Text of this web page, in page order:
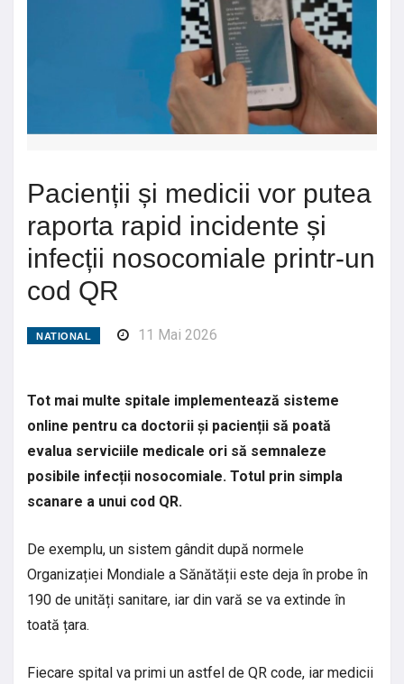
Pacienții și medicii vor putea
raporta rapid incidente și
infecții nosocomiale printr-un
cod QR
NATIONAL 11 Mai 2026
Tot mai multe spitale implementează sisteme
online pentru ca doctorii și pacienții să poată
evalua serviciile medicale ori să semnaleze
posibile infecții nosocomiale. Totul prin simpla
scanare a unui cod QR.
De exemplu, un sistem gândit după normele
Organizației Mondiale a Sănătății este deja în probe în
190 de unități sanitare, iar din vară se va extinde în
toată țara.
Fiecare spital va primi un astfel de QR code, iar medicii